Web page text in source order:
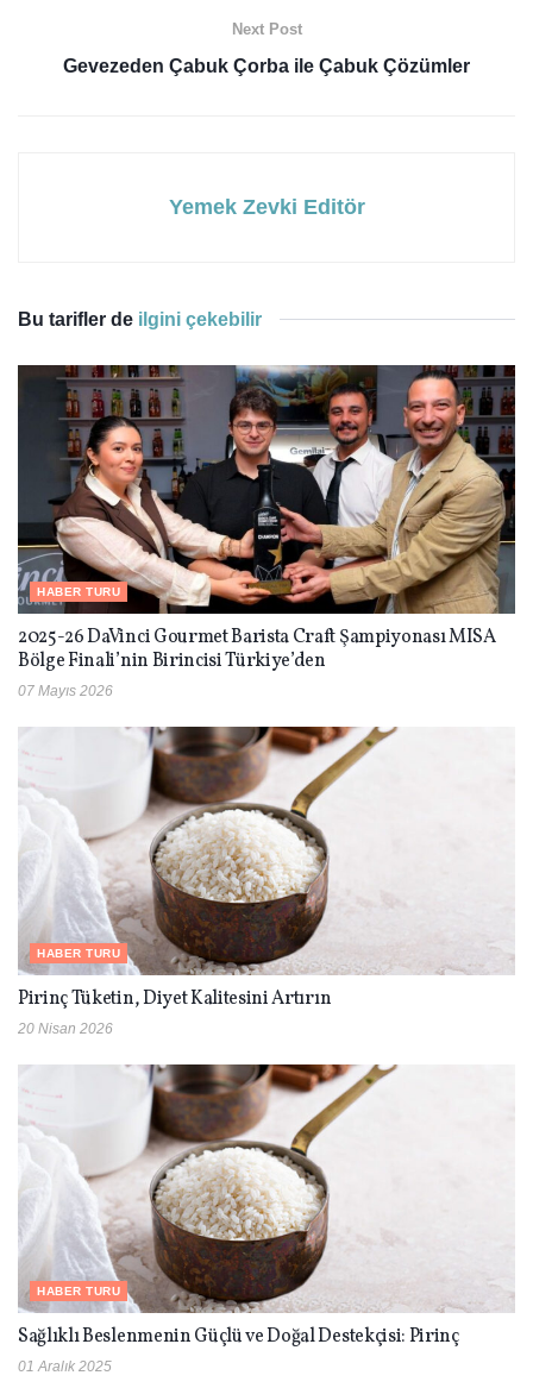
Next Post
Gevezeden Çabuk Çorba ile Çabuk Çözümler
Yemek Zevki Editör
Bu tarifler de ilgini çekebilir
HABER TURU
2025-26 DaVinci Gourmet Barista Craft Şampiyonası MISA
Bölge Finali’nin Birincisi Türkiye’den
07 Mayıs 2026
HABER TURU
Pirinç Tüketin, Diyet Kalitesini Artırın
20 Nisan 2026
HABER TURU
Sağlıklı Beslenmenin Güçlü ve Doğal Destekçisi: Pirinç
01 Aralık 2025